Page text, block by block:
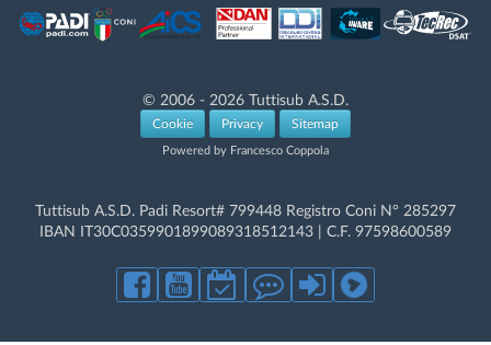
© 2006 - 2026 Tuttisub A.S.D.
Cookie Privacy Sitemap
Powered by Francesco Coppola
Tuttisub A.S.D. Padi Resort# 799448 Registro Coni N° 285297
IBAN IT30C0359901899089318512143 | C.F. 97598600589